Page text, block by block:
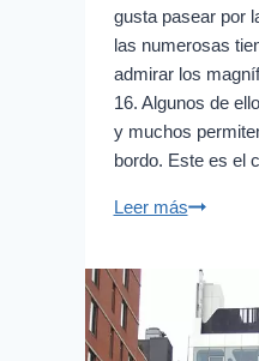
gusta pasear por
las numerosas
admirar los
16. Algunos de
y muchos
bordo. Este es el
Leer másSouth